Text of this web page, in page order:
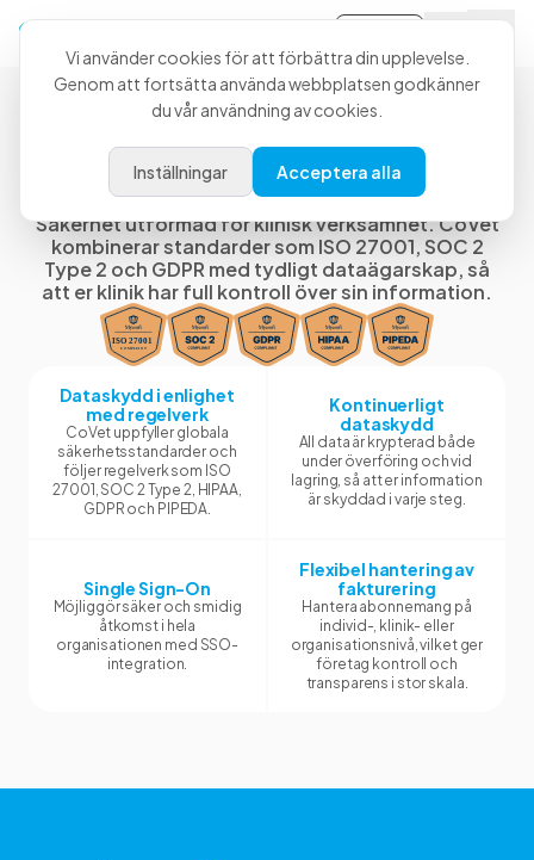
Säkerhet, styrning och
dataägarskap
Säkerhet utformad för klinisk verksamhet. CoVet
kombinerar standarder som ISO 27001, SOC 2
Type 2 och GDPR med tydligt dataägarskap, så
att er klinik har full kontroll över sin information.
Dataskydd i enlighet
med regelverk
CoVet uppfyller globala
säkerhetsstandarder och
följer regelverk som ISO
27001, SOC 2 Type 2, HIPAA,
GDPR och PIPEDA.
Kontinuerligt
dataskydd
All data är krypterad både
under överföring och vid
lagring, så att er information
är skyddad i varje steg.
Single Sign-On
Möjliggör säker och smidig
åtkomst i hela
organisationen med SSO-
integration.
Flexibel hantering av
fakturering
Hantera abonnemang på
individ-, klinik- eller
organisationsnivå, vilket ger
företag kontroll och
transparens i stor skala.
Vi använder cookies för att förbättra din upplevelse.
Genom att fortsätta använda webbplatsen godkänner
du vår användning av cookies.
Inställningar Acceptera alla